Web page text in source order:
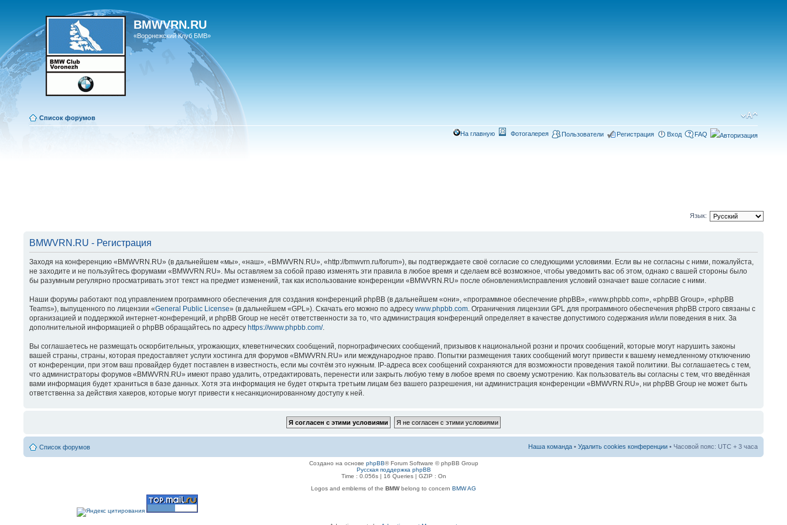
BMWVRN.RU
«Воронежский Клуб БМВ»
Список форумов
На главную Фотогалерея Пользователи Регистрация Вход FAQ
Язык:
BMWVRN.RU - Регистрация
Заходя на конференцию «BMWVRN.RU» (в дальнейшем «мы», «наш», «BMWVRN.RU», «http://bmwvrn.ru/forum»), вы подтверждаете своё согласие со следующими условиями. Если вы не согласны с ними, пожалуйста,
не заходите и не пользуйтесь форумами «BMWVRN.RU». Мы оставляем за собой право изменять эти правила в любое время и сделаем всё возможное, чтобы уведомить вас об этом, однако с вашей стороны было
бы разумным регулярно просматривать этот текст на предмет изменений, так как использование конференции «BMWVRN.RU» после обновления/исправления условий означает ваше согласие с ними.
Наши форумы работают под управлением программного обеспечения для создания конференций phpBB (в дальнейшем «они», «программное обеспечение phpBB», «www.phpbb.com», «phpBB Group», «phpBB
Teams»), выпущенного по лицензии «General Public License» (в дальнейшем «GPL»). Скачать его можно по адресу www.phpbb.com . Ограничения лицензии GPL для программного обеспечения phpBB строго связаны с
организацией и поддержкой интернет-конференций, и phpBB Group не несёт ответственности за то, что администрация конференций определяет в качестве допустимого содержания и/или поведения в них. За
дополнительной информацией о phpBB обращайтесь по адресу https://www.phpbb.com/.
Вы соглашаетесь не размещать оскорбительных, угрожающих, клеветнических сообщений, порнографических сообщений, призывов к национальной розни и прочих сообщений, которые могут нарушить законы
вашей страны, страны, которая предоставляет услуги хостинга для форумов «BMWVRN.RU» или международное право. Попытки размещения таких сообщений могут привести к вашему немедленному отключению
от конференции, при этом ваш провайдер будет поставлен в известность, если мы сочтём это нужным. IP-адреса всех сообщений сохраняются для возможности проведения такой политики. Вы соглашаетесь с тем,
что администраторы форумов «BMWVRN.RU» имеют право удалить, отредактировать, перенести или закрыть любую тему в любое время по своему усмотрению. Как пользователь вы согласны с тем, что введённая
вами информация будет храниться в базе данных. Хотя эта информация не будет открыта третьим лицам без вашего разрешения, ни администрация конференции «BMWVRN.RU», ни phpBB Group не может быть
ответственна за действия хакеров, которые могут привести к несанкционированному доступу к ней.
Список форумов Наша команда • Удалить cookies конференции • Часовой пояс: UTC + 3 часа
Создано на основе phpBB® Forum Software © phpBB Group
Русская поддержка phpBB
Time : 0.056s | 16 Queries | GZIP : On
Logos and emblems of the BMWbelong to concern BMW AG